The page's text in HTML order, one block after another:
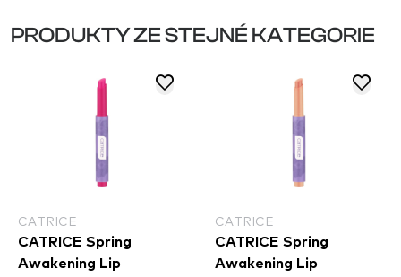
PRODUKTY ZE STEJNÉ KATEGORIE
CATRICE
CATRICE Spring
Awakening Lip
CATRICE
CATRICE Spring
Awakening Lip